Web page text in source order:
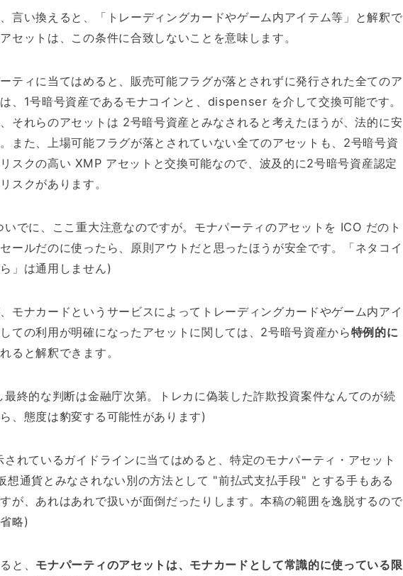
言い換えると、「トレーディングカードやゲーム内アイテム等」と解釈で
セットは、この条件に合致しないことを意味します。
ティに当てはめると、販売可能フラグが落とされずに発行された全てのア
、1号暗号資産であるモナコインと、dispenser を介して交換可能です。
それらのアセットは 2号暗号資産とみなされると考えたほうが、法的に安
また、上場可能フラグが落とされていない全てのアセットも、2号暗号資
スクの高い XMP アセットと交換可能なので、波及的に2号暗号資産認定
スクがあります。
いでに、ここ重大注意なのですが。モナパーティのアセットを ICO だのト
ールだのに使ったら、原則アウトだと思ったほうが安全です。「ネタコイ
」は通用しません)
モナカードというサービスによってトレーディングカードやゲーム内アイ
ての利用が明確になったアセットに関しては、2号暗号資産から特例的に
ると解釈できます。
最終的な判断は金融庁次第。トレカに偽装した詐欺投資案件なんてのが続
、態度は豹変する可能性があります)
されているガイドラインに当てはめると、特定のモナパーティ・アセット
想通貨とみなされない別の方法として "前払式支払手段" とする手もある
が、あれはあれで扱いが面倒だったりします。本稿の範囲を逸脱するので
略)
と、 モナパーティのアセットは、モナカードとして常識的に使っている限